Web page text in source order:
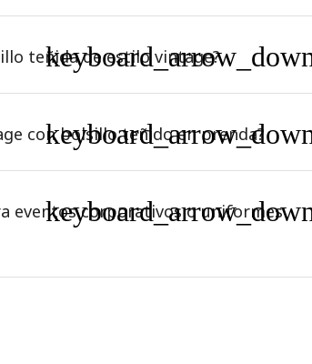
teñida de estilo vintage?
con bolsillo teñido en prenda?
eventos corporativos o uniformes